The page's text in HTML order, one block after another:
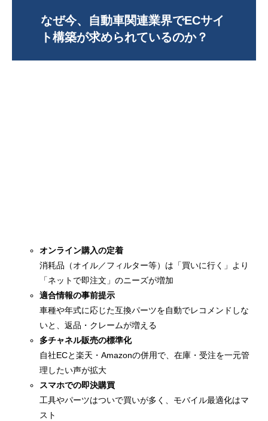
なぜ今、自動車関連業界でECサイ
ト構築が求められているのか？
オンライン購入の定着
消耗品（オイル／フィルター等）は「買いに行く」より
「ネットで即注文」のニーズが増加
適合情報の事前提示
車種や年式に応じた互換パーツを自動でレコメンドしな
いと、返品・クレームが増える
多チャネル販売の標準化
自社ECと楽天・Amazonの併用で、在庫・受注を一元管
理したい声が拡大
スマホでの即決購買
工具やパーツはついで買いが多く、モバイル最適化はマ
スト